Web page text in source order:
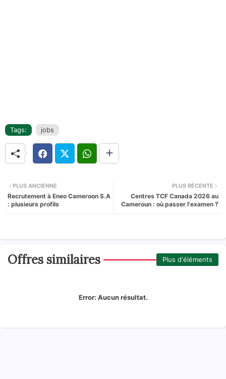
Tags: jobs
PLUS RÉCENTE
Centres TCF Canada 2026 au
Cameroun : où passer l'examen ?
PLUS ANCIENNE
Recrutement à Eneo Cameroon S.A
: plusieurs profils
Offres similaires Plus d'éléments
Error: Aucun résultat.